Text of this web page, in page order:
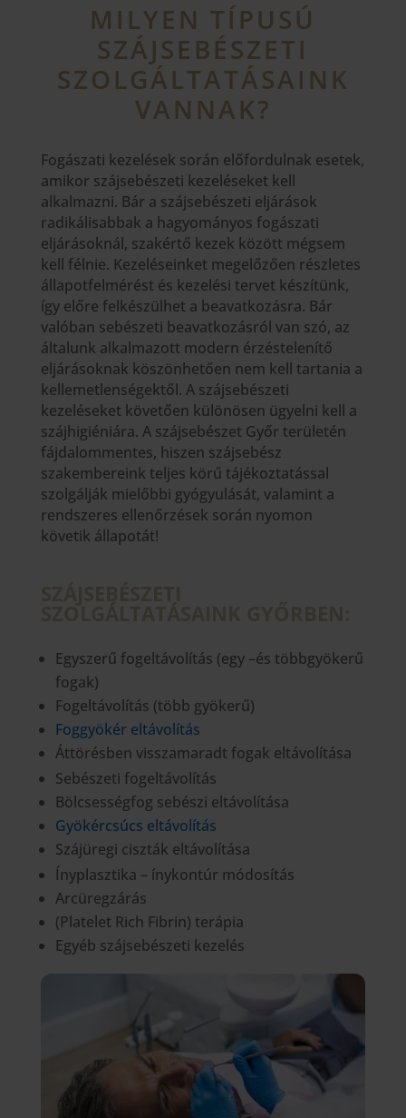
MILYEN TÍPUSÚ
SZÁJSEBÉSZETI
SZOLGÁLTATÁSAINK
VANNAK?
Fogászati kezelések során előfordulnak esetek,
amikor szájsebészeti kezeléseket kell
alkalmazni. Bár a szájsebészeti eljárások
radikálisabbak a hagyományos fogászati
eljárásoknál, szakértő kezek között mégsem
kell félnie. Kezeléseinket megelőzően részletes
állapotfelmérést és kezelési tervet készítünk,
így előre felkészülhet a beavatkozásra. Bár
valóban sebészeti beavatkozásról van szó, az
általunk alkalmazott modern érzéstelenítő
eljárásoknak köszönhetően nem kell tartania a
kellemetlenségektől. A szájsebészeti
kezeléseket követően különösen ügyelni kell a
szájhigiéniára. A szájsebészet Győr területén
fájdalommentes, hiszen szájsebész
szakembereink teljes körű tájékoztatással
szolgálják mielőbbi gyógyulását, valamint a
rendszeres ellenőrzések során nyomon
követik állapotát!
Egyszerű fogeltávolítás (egy –és többgyökerű
fogak)
Fogeltávolítás (több gyökerű)
Foggyökér eltávolítás
Áttörésben visszamaradt fogak eltávolítása
Sebészeti fogeltávolítás
Bölcsességfog sebészi eltávolítása
Gyökércsúcs eltávolítás
Szájüregi ciszták eltávolítása
Ínyplasztika – ínykontúr módosítás
Arcüregzárás
(Platelet Rich Fibrin) terápia
Egyéb szájsebészeti kezelés